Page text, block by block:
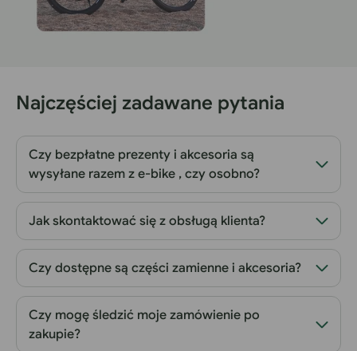
Najczęściej zadawane pytania
Czy bezpłatne prezenty i akcesoria są
wysyłane razem z e-bike , czy osobno?
Jak skontaktować się z obsługą klienta?
Czy dostępne są części zamienne i akcesoria?
Czy mogę śledzić moje zamówienie po
zakupie?